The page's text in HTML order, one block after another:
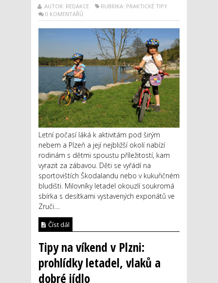
AUTOR: REDAKCE
RUBRIKA: PRAKTICKÉ TIPY
0 KOMENTÁŘŮ
Letní počasí láká k aktivitám pod širým
nebem a Plzeň a její nejbližší okolí nabízí
rodinám s dětmi spoustu příležitostí, kam
vyrazit za zábavou. Děti se vyřádí na
sportovištích Škodalandu nebo v kukuřičném
bludišti. Milovníky letadel okouzlí soukromá
sbírka s desítkami vystavených exponátů ve
Zruči....
Číst dál
Tipy na víkend v Plzni:
prohlídky letadel, vlaků a
dobré jídlo